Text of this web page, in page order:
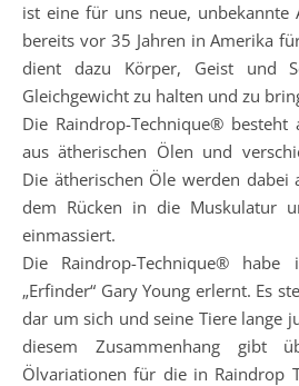
ist eine für uns neue, unbekannte
bereits vor 35 Jahren in Amerika
dient dazu Körper, Geist und
Gleichgewicht zu halten und zu
Die Raindrop-Technique®
aus ätherischen Ölen und
Die ätherischen Öle werden
dem Rücken in die Muskulatur
einmassiert.
Die Raindrop-Technique®
„Erfinder“ Gary Young erlernt. Es
dar um sich und seine Tiere lange
diesem Zusammenhang gibt
Ölvariationen für die in Raindrop